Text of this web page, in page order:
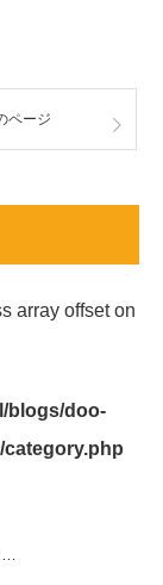
ページ
array offset on
blogs/doo-